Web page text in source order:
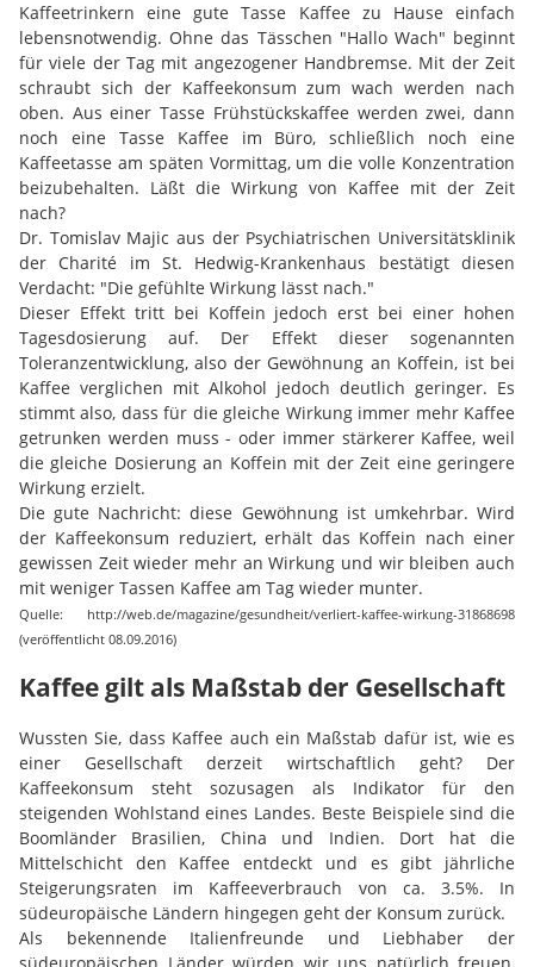
Kaffeetrinkern eine gute Tasse Kaffee zu Hause einfach
lebensnotwendig. Ohne das Tässchen "Hallo Wach" beginnt
für viele der Tag mit angezogener Handbremse. Mit der Zeit
schraubt sich der Kaffeekonsum zum wach werden nach
oben. Aus einer Tasse Frühstückskaffee werden zwei, dann
noch eine Tasse Kaffee im Büro, schließlich noch eine
Kaffeetasse am späten Vormittag, um die volle Konzentration
beizubehalten. Läßt die Wirkung von Kaffee mit der Zeit
nach?
Dr. Tomislav Majic aus der Psychiatrischen Universitätsklinik
der Charité im St. Hedwig-Krankenhaus bestätigt diesen
Verdacht: "Die gefühlte Wirkung lässt nach."
Dieser Effekt tritt bei Koffein jedoch erst bei einer hohen
Tagesdosierung auf. Der Effekt dieser sogenannten
Toleranzentwicklung, also der Gewöhnung an Koffein, ist bei
Kaffee verglichen mit Alkohol jedoch deutlich geringer. Es
stimmt also, dass für die gleiche Wirkung immer mehr Kaffee
getrunken werden muss - oder immer stärkerer Kaffee, weil
die gleiche Dosierung an Koffein mit der Zeit eine geringere
Wirkung erzielt.
Die gute Nachricht: diese Gewöhnung ist umkehrbar. Wird
der Kaffeekonsum reduziert, erhält das Koffein nach einer
gewissen Zeit wieder mehr an Wirkung und wir bleiben auch
mit weniger Tassen Kaffee am Tag wieder munter.
Quelle: http://web.de/magazine/gesundheit/verliert-kaffee-wirkung-31868698
(veröffentlicht 08.09.2016)
Kaffee gilt als Maßstab der Gesellschaft
Wussten Sie, dass Kaffee auch ein Maßstab dafür ist, wie es
einer Gesellschaft derzeit wirtschaftlich geht? Der
Kaffeekonsum steht sozusagen als Indikator für den
steigenden Wohlstand eines Landes. Beste Beispiele sind die
Boomländer Brasilien, China und Indien. Dort hat die
Mittelschicht den Kaffee entdeckt und es gibt jährliche
Steigerungsraten im Kaffeeverbrauch von ca. 3.5%. In
südeuropäische Ländern hingegen geht der Konsum zurück.
Als bekennende Italienfreunde und Liebhaber der